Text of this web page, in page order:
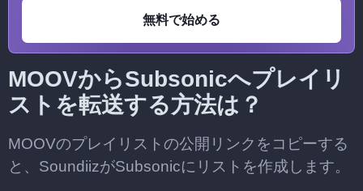
無料で始める
MOOVからSubsonicへプレイリ
ストを転送する方法は？
MOOVのプレイリストの公開リンクをコピーする
と、SoundiizがSubsonicにリストを作成します。